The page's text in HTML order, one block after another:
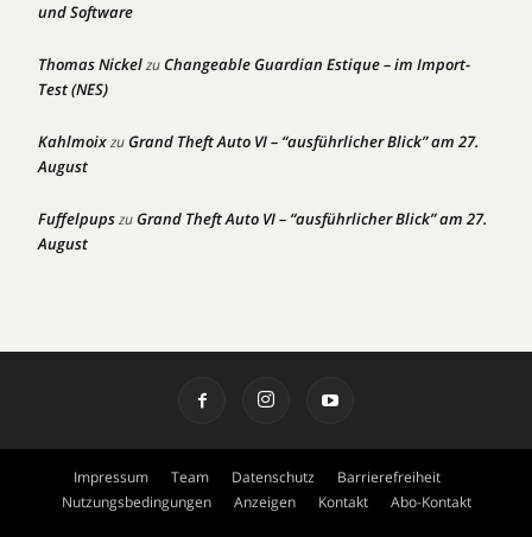
und Software
Thomas NickelzuChangeable Guardian Estique – im Import-
Test (NES)
KahlmoixzuGrand Theft Auto VI – “ausführlicher Blick” am 27.
August
FuffelpupszuGrand Theft Auto VI – “ausführlicher Blick” am 27.
August
Impressum Team Datenschutz
Barrierefreiheit
Nutzungsbedingungen
Anzeigen Kontakt Abo-Kontakt